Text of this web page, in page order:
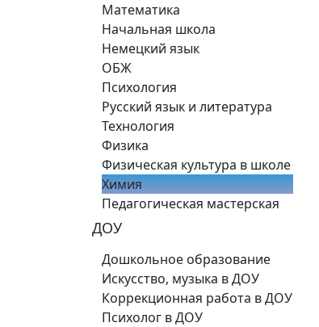
Математика
Начальная школа
Немецкий язык
ОБЖ
Психология
Русский язык и литература
Технология
Физика
Физическая культура в школе
Химия
Педагогическая мастерская
ДОУ
Дошкольное образование
Искусство, музыка в ДОУ
Коррекционная работа в ДОУ
Психолог в ДОУ